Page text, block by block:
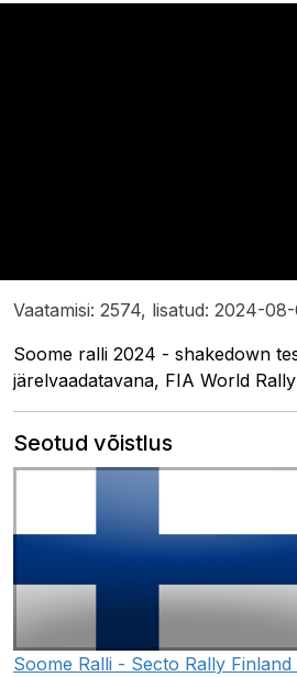
Vaatamisi: 2574, lisatud: 2024-
Soome ralli 2024 - shakedown
järelvaadatavana, FIA World
Seotud võistlus
Soome Ralli - Secto Rally Finland